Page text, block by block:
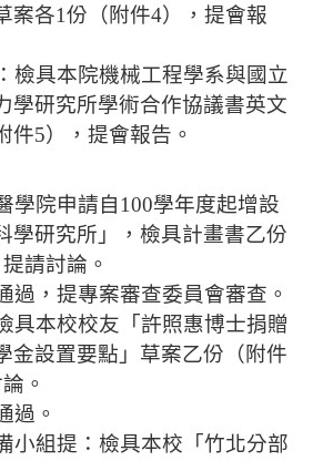
案各1份（附件4），提會報
檢具本院機械工程學系與國立
學研究所學術合作協議書英文
件5） ，提會報告。
學院申請自100學年度起增設
學研究所」，檢具計畫書乙份
請討論。
過，提專案審查委員會審查。
具本校校友「 許照惠博士捐贈
金設置要點」草案乙份（附件
。
過。
小組提：檢具本校「竹北分部